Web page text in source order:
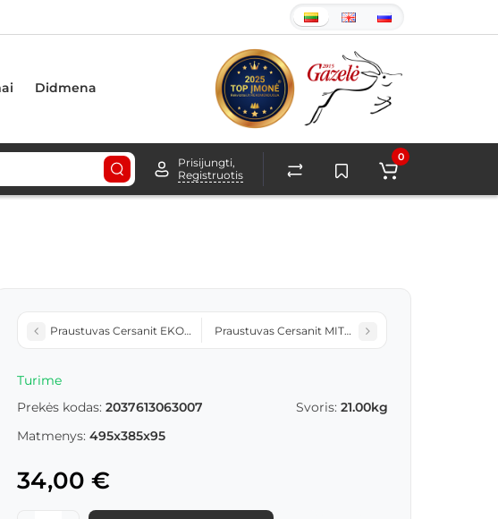
Didmena
Prisijungti,
Registruotis
0
Praustuvas Cersanit EKO2000 35 kairinisPraustuvas Cersanit MITO RED 60
Turime
Prekės kodas: 2037613063007 Svoris: 21.00kg
Matmenys: 495x385x95
34,00 €